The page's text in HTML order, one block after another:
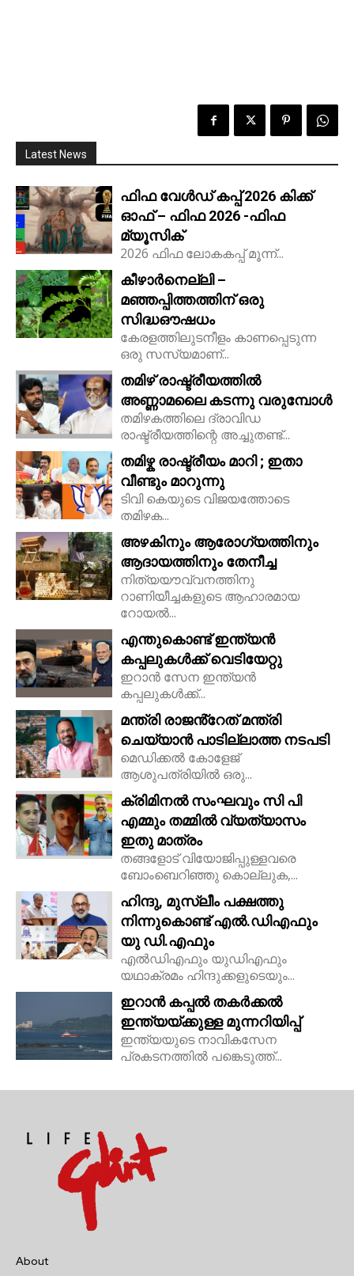
Latest News
ഫിഫ വേൾഡ് കപ്പ് 2026 കിക്ക്‌
ഓഫ് – ഫിഫ 2026 -ഫിഫ
മ്യൂസിക്
2026 ഫിഫ ലോകകപ്പ് മൂന്ന്...
കീഴാർനെല്ലി –
മഞ്ഞപ്പിത്തത്തിന് ഒരു
സിദ്ധഔഷധം
കേരളത്തിലുടനീളം കാണപ്പെടുന്ന
ഒരു സസ്യമാണ്...
തമിഴ് രാഷ്ട്രീയത്തിൽ
അണ്ണാമലൈ കടന്നു വരുമ്പോൾ
തമിഴകത്തിലെ ദ്രാവിഡ
രാഷ്ട്രീയത്തിന്റെ അച്ചുതണ്ട്...
തമിഴ്ക രാഷ്ട്രീയം മാറി ; ഇതാ
വീണ്ടും മാറുന്നു
ടിവി കെയുടെ വിജയത്തോടെ
തമിഴക...
അഴകിനും ആരോഗ്യത്തിനും
ആദായത്തിനും തേനീച്ച
നിത്യയൗവ്വനത്തിനു
റാണിയീച്ചകളുടെ ആഹാരമായ
റോയല്‍...
എന്തുകൊണ്ട് ഇന്ത്യൻ
കപ്പലുകൾക്ക് വെടിയേറ്റു
ഇറാൻ സേന ഇന്ത്യൻ
കപ്പലുകൾക്ക്...
മന്ത്രി രാജൻ്റേത് മന്ത്രി
ചെയ്യാൻ പാടില്ലാത്ത നടപടി
മെഡിക്കൽ കോളേജ്
ആശുപത്രിയിൽ ഒരു...
ക്രിമിനൽ സംഘവും സി പി
എമ്മും തമ്മിൽ വ്യത്യാസം
ഇതു മാത്രം
തങ്ങളോട് വിയോജിപ്പുള്ളവരെ
ബോംബെറിഞ്ഞു കൊല്ലുക,...
ഹിന്ദു, മുസ്ലീം പക്ഷത്തു
നിന്നുകൊണ്ട് എൽ.ഡിഎഫും
യു ഡി.എഫും
എൽഡിഎഫും യുഡിഎഫും
യഥാക്രമം ഹിന്ദുക്കളുടെയും...
ഇറാൻ കപ്പൽ തകർക്കൽ
ഇന്ത്യയ്ക്കുള്ള മുന്നറിയിപ്പ്
ഇന്ത്യയുടെ നാവികസേന
പ്രകടനത്തിൽ പങ്കെടുത്ത്...
About